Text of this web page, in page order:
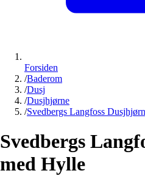
Forsiden
/Baderom
/Dusj
/Dusjhjørne
/Svedbergs Langfoss
Svedbergs
med Hylle